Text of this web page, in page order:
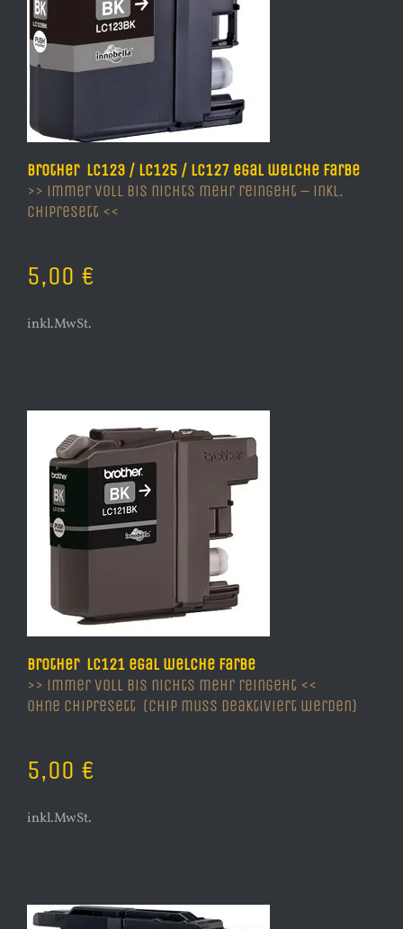
Brother LC123 / LC125 / LC127 egal welche Farbe
>> immer voll bis nichts mehr reingeht – inkl.
Chipresett <<
5,00 €
inkl.MwSt.
Brother LC121 egal welche Farbe
>> immer voll bis nichts mehr reingeht <<
Ohne Chipresett (Chip muss deaktiviert werden)
5,00 €
inkl.MwSt.